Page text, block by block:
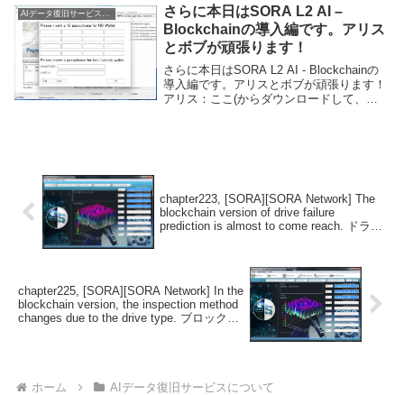
AIデータ復旧サービスについて
さらに本日はSORA L2 AI –
Blockchainの導入編です。アリス
とボブが頑張ります！
さらに本日はSORA L2 AI - Blockchainの
導入編です。アリスとボブが頑張ります！
アリス：ここ(からダウンロードして、起
chapter223, [SORA][SORA Network] The
blockchain version of drive failure
prediction is almost to come reach. ドライ
chapter225, [SORA][SORA Network] In the
blockchain version, the inspection method
changes due to the drive type. ブロックチ
ホーム AIデータ復旧サービスについて